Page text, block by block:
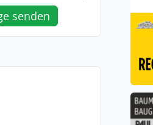
senden